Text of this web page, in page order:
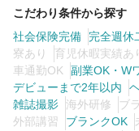
こだわり条件から探す
社会保険完備
完全週休
寮あり
育児休暇実績あ
車通勤OK 副業OK・W
デビューまで2年以内
雑誌撮影 海外研修 ブ
外部講習
ブランクOK